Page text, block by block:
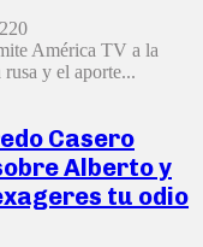
América TV a la
y el aporte...
Casero
Alberto y
tu odio